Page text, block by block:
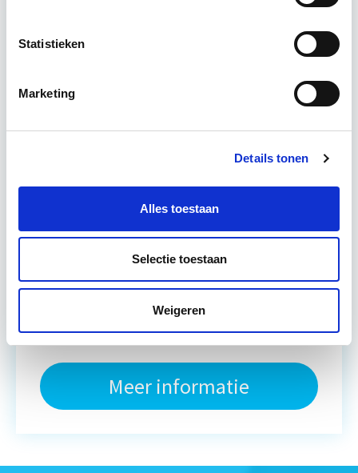
Statistieken
Marketing
Details tonen
Alles toestaan
Selectie toestaan
Weigeren
Het succes van het vastgoedbedrijf zit in de
huisvestingskwaliteit levert altijd voordeel…
1 lesdag lesdag(en)
Eerstvolgende startdatum
wo 28 okt 2026 - Utrecht of Online
Meer informatie